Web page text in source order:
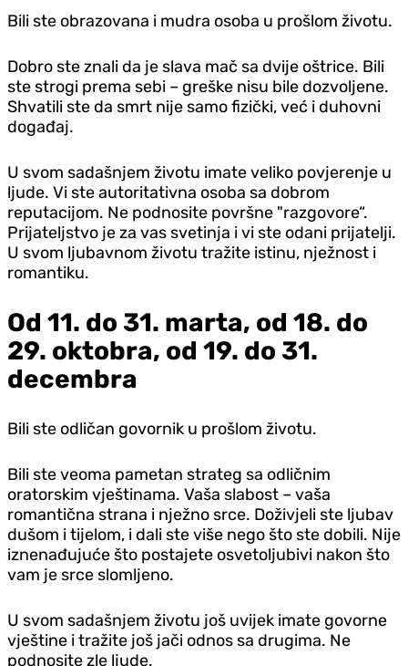
Bili ste obrazovana i mudra osoba u prošlom životu.
Dobro ste znali da je slava mač sa dvije oštrice. Bili
ste strogi prema sebi – greške nisu bile dozvoljene.
Shvatili ste da smrt nije samo fizički, već i duhovni
događaj.
U svom sadašnjem životu imate veliko povjerenje u
ljude. Vi ste autoritativna osoba sa dobrom
reputacijom. Ne podnosite površne "razgovore“.
Prijateljstvo je za vas svetinja i vi ste odani prijatelji.
U svom ljubavnom životu tražite istinu, nježnost i
romantiku.
Od 11. do 31. marta, od 18. do
29. oktobra, od 19. do 31.
decembra
Bili ste odličan govornik u prošlom životu.
Bili ste veoma pametan strateg sa odličnim
oratorskim vještinama. Vaša slabost – vaša
romantična strana i nježno srce. Doživjeli ste ljubav
dušom i tijelom, i dali ste više nego što ste dobili. Nije
iznenađujuće što postajete osvetoljubivi nakon što
vam je srce slomljeno.
U svom sadašnjem životu još uvijek imate govorne
vještine i tražite još jači odnos sa drugima. Ne
podnosite zle ljude.